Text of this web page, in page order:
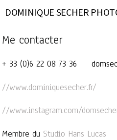
DOMINIQUE SECHER
Me contacter
+ 33 (0)6 22 08 73 36
//www.dominiquesecher.fr/
//www.instagram.com/
Membre du Studio Hans Lucas